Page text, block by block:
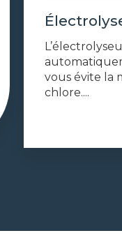
vous évite la
chlore....